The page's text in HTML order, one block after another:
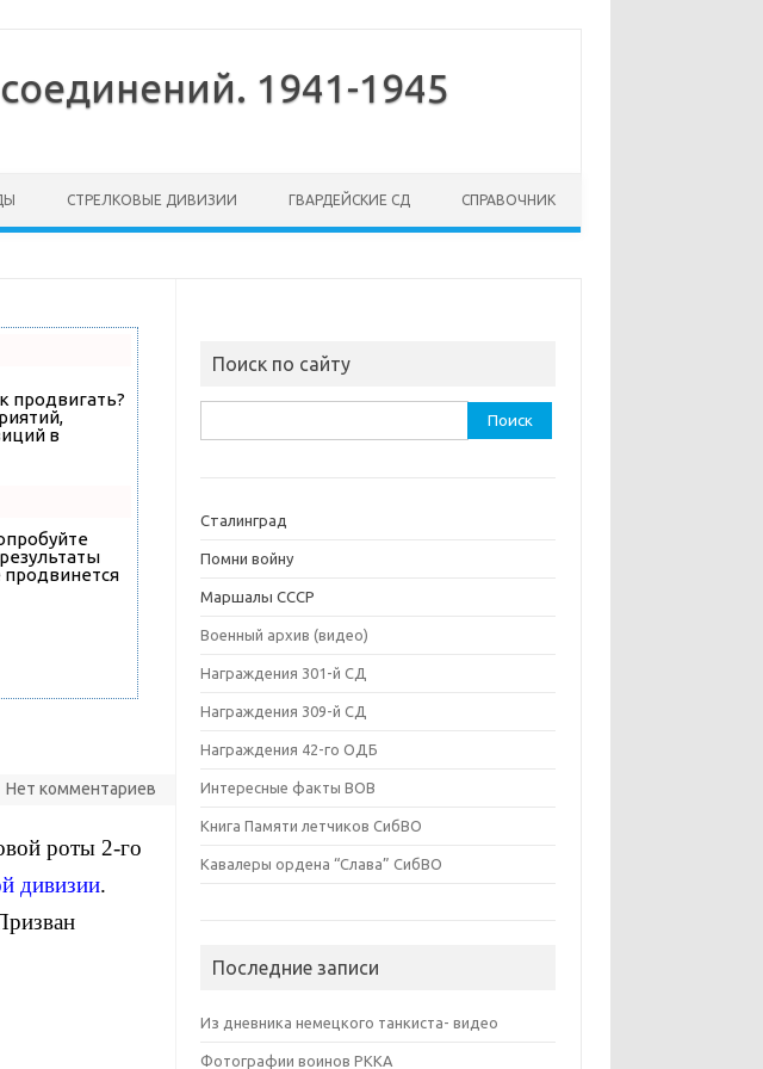
1941-1945
СТРЕЛКОВЫЕ ДИВИЗИИ ГВАРДЕЙСКИЕ СД СПРАВОЧНИК
продвигать?
в
продвинется
Нет комментариев
роты 2-го
дивизии.
Поиск по сайту
Сталинград
Помни войну
Маршалы СССР
Военный архив (видео)
Награждения 301-й СД
Награждения 309-й СД
Награждения 42-го ОДБ
Интересные факты ВОВ
Книга Памяти летчиков СибВО
Кавалеры ордена “Слава” СибВО
Последние записи
Из дневника немецкого танкиста- видео
Фотографии воинов РККА